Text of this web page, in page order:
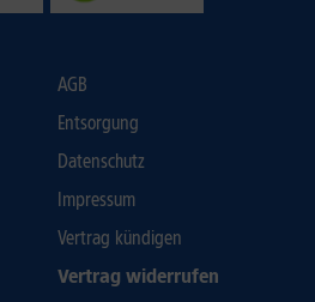
AGB
Entsorgung
Datenschutz
Impressum
Vertrag kündigen
Vertrag widerrufen